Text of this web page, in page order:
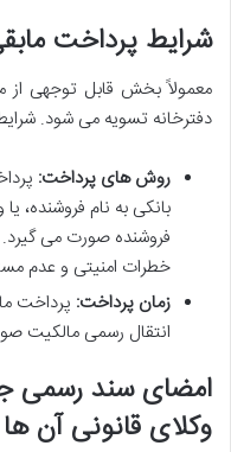
شرایط پرداخت
معمولاً بخش قابل توجهی از
دفترخانه تسویه می شود.
روش های پرداخت:
بانکی به نام فروشنده،
فروشنده صورت می گیرد.
خطرات امنیتی و عدم
زمان پرداخت: پرداخت
انتقال رسمی مالکیت
امضای سند رسمی
وکلای قانونی آن ها